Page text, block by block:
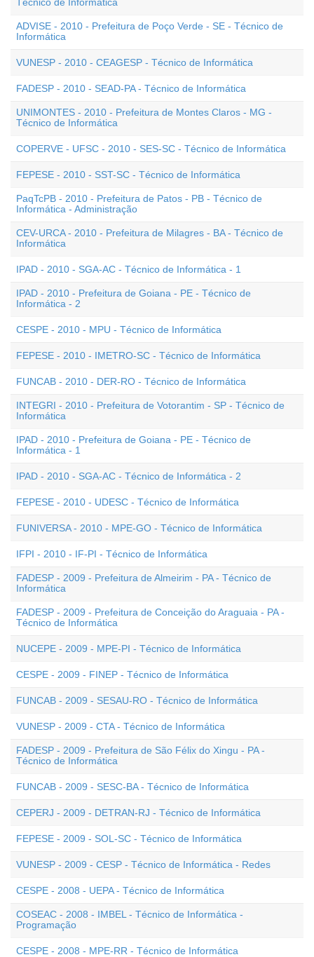
ADVISE - 2010 - Prefeitura de Poço Verde - SE - Técnico de
Informática
VUNESP - 2010 - CEAGESP - Técnico de Informática
FADESP - 2010 - SEAD-PA - Técnico de Informática
UNIMONTES - 2010 - Prefeitura de Montes Claros - MG -
Técnico de Informática
COPERVE - UFSC - 2010 - SES-SC - Técnico de Informática
FEPESE - 2010 - SST-SC - Técnico de Informática
PaqTcPB - 2010 - Prefeitura de Patos - PB - Técnico de
Informática - Administração
CEV-URCA - 2010 - Prefeitura de Milagres - BA - Técnico de
Informática
IPAD - 2010 - SGA-AC - Técnico de Informática - 1
IPAD - 2010 - Prefeitura de Goiana - PE - Técnico de
Informática - 2
CESPE - 2010 - MPU - Técnico de Informática
FEPESE - 2010 - IMETRO-SC - Técnico de Informática
FUNCAB - 2010 - DER-RO - Técnico de Informática
INTEGRI - 2010 - Prefeitura de Votorantim - SP - Técnico de
Informática
IPAD - 2010 - Prefeitura de Goiana - PE - Técnico de
Informática - 1
IPAD - 2010 - SGA-AC - Técnico de Informática - 2
FEPESE - 2010 - UDESC - Técnico de Informática
FUNIVERSA - 2010 - MPE-GO - Técnico de Informática
IFPI - 2010 - IF-PI - Técnico de Informática
FADESP - 2009 - Prefeitura de Almeirim - PA - Técnico de
Informática
FADESP - 2009 - Prefeitura de Conceição do Araguaia - PA -
Técnico de Informática
NUCEPE - 2009 - MPE-PI - Técnico de Informática
CESPE - 2009 - FINEP - Técnico de Informática
FUNCAB - 2009 - SESAU-RO - Técnico de Informática
VUNESP - 2009 - CTA - Técnico de Informática
FADESP - 2009 - Prefeitura de São Félix do Xingu - PA -
Técnico de Informática
FUNCAB - 2009 - SESC-BA - Técnico de Informática
CEPERJ - 2009 - DETRAN-RJ - Técnico de Informática
FEPESE - 2009 - SOL-SC - Técnico de Informática
VUNESP - 2009 - CESP - Técnico de Informática - Redes
CESPE - 2008 - UEPA - Técnico de Informática
COSEAC - 2008 - IMBEL - Técnico de Informática -
Programação
CESPE - 2008 - MPE-RR - Técnico de Informática